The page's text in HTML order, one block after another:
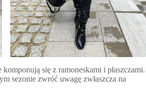
się z ramoneskami i płaszczami.
sezonie zwróć uwagę zwłaszcza na